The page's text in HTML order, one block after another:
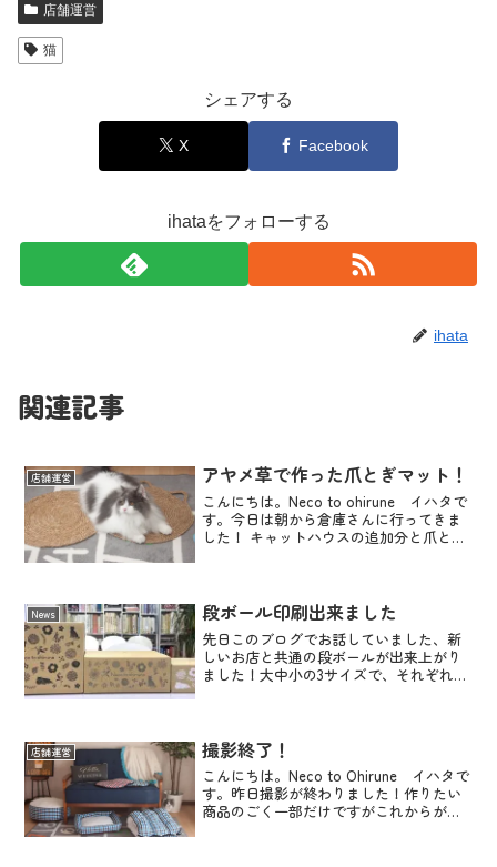
店舗運営
猫
シェアする
X Facebook
ihataをフォローする
ihata
関連記事
店舗運営 アヤメ草で作った爪とぎマット！
こんにちは。Neco to ohirune イハタで
す。今日は朝から倉庫さんに行ってきま
した！ キャットハウスの追加分と爪とぎ
日午...
News 段ボール印刷出来ました
先日このブログでお話していました、新
しいお店と共通の段ボールが出来上がり
ました！大中小の3サイズで、それぞれ、
トサイズも少し変えた...
店舗運営 撮影終了！
こんにちは。Neco to Ohirune イハタで
す。昨日撮影が終わりました！作りたい
商品のごく一部だけですがこれからがス